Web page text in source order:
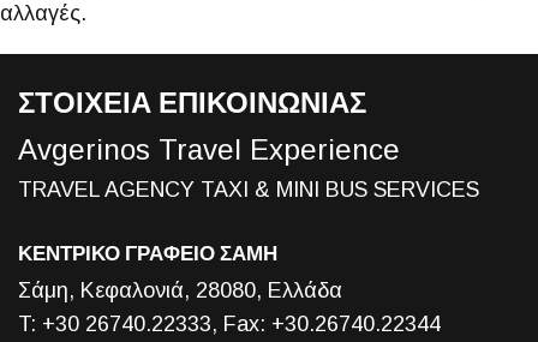
αλλαγές.
ΣΤΟΙΧΕΙΑ ΕΠΙΚΟΙΝΩΝΙΑΣ
Avgerinos Travel Experience
TRAVEL AGENCY TAXI & MINI BUS SERVICES
ΚΕΝΤΡΙΚΟ ΓΡΑΦΕΙΟ ΣΑΜΗ
Σάμη, Κεφαλονιά, 28080, Ελλάδα
T: +30 26740.22333, Fax: +30.26740.22344